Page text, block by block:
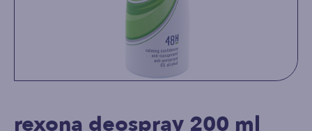
rexona deospray 200 ml